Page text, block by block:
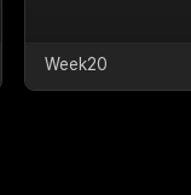
Week20